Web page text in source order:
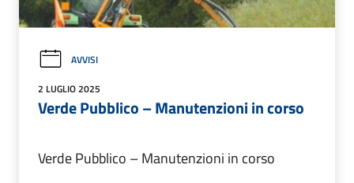
AVVISI
2 LUGLIO 2025
Verde Pubblico – Manutenzioni in corso
Verde Pubblico – Manutenzioni in corso